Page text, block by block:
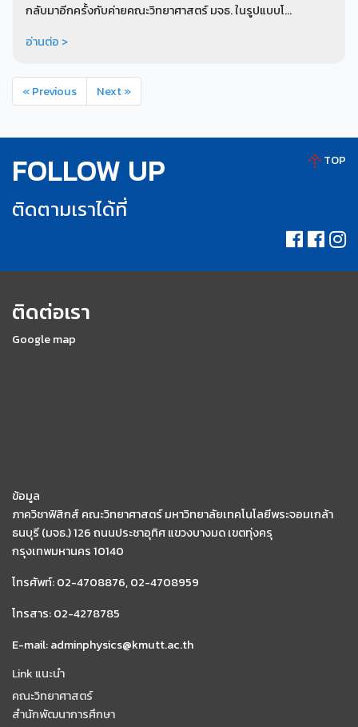
กลับมาอีกครั้งกับค่ายคณะวิทยาศาสตร์ มจธ. ในรูปแบบโ...
อ่านต่อ >
« Previous Next »
TOP
FOLLOW UP
ติดตามเราได้ที่
ติดต่อเรา
Google map
ข้อมูล
ภาควิชาฟิสิกส์ คณะวิทยาศาสตร์ มหาวิทยาลัยเทคโนโลยีพระจอมเกล้า
ธนบุรี (มจธ.) 126 ถนนประชาอุทิศ แขวงบางมด เขตทุ่งครุ
กรุงเทพมหานคร 10140
โทรศัพท์: 02-4708876, 02-4708959
โทรสาร: 02-4278785
E-mail: adminphysics@kmutt.ac.th
Link แนะนำ
คณะวิทยาศาสตร์
สำนักพัฒนาการศึกษา